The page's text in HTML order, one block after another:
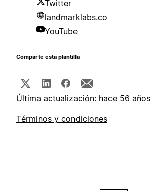
Twitter
landmarklabs.co
YouTube
Comparte esta plantilla
Última actualización: hace 56 años
Términos y condiciones